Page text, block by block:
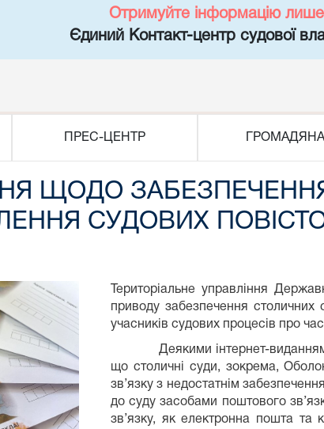
Отримуйте інформацію
Єдиний Контакт-центр судової
ПРЕС-ЦЕНТР
ЩОДО
СУДОВИХ
Територіальне управління
приводу забезпечення столичних
учасників судових процесів про
Деякими інтернет-виданнями в
що столичні суди, зокрема,
зв’язку з недостатнім
до суду засобами поштового
зв’язку, як електронна пошта та